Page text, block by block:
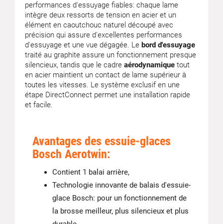
performances d'essuyage fiables: chaque lame
intègre deux ressorts de tension en acier et un
élément en caoutchouc naturel découpé avec
précision qui assure d'excellentes performances
d'essuyage et une vue dégagée. Le bord d'essuyage
traité au graphite assure un fonctionnement presque
silencieux, tandis que le cadre aérodynamique tout
en acier maintient un contact de lame supérieur à
toutes les vitesses. Le système exclusif en une
étape DirectConnect permet une installation rapide
et facile.
Avantages des essuie-glaces
Bosch Aerotwin:
Contient 1 balai arrière,
Technologie innovante de balais d'essuie-
glace Bosch: pour un fonctionnement de
la brosse meilleur, plus silencieux et plus